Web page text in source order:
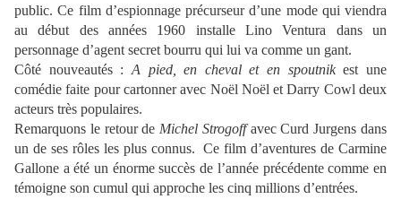
public. Ce film d’espionnage précurseur d’une mode qui viendra
au début des années 1960 installe Lino Ventura dans un
personnage d’agent secret bourru qui lui va comme un gant.
Côté nouveautés : A pied, en cheval et en spoutnikest une
comédie faite pour cartonner avec Noël Noël et Darry Cowl deux
acteurs très populaires.
Remarquons le retour de Michel Strogoffavec Curd Jurgens dans
un de ses rôles les plus connus. Ce film d’aventures de Carmine
Gallone a été un énorme succès de l’année précédente comme en
témoigne son cumul qui approche les cinq millions d’entrées.